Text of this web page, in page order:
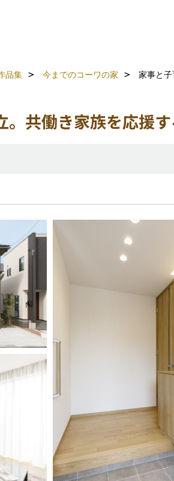
品集 今までのコーワの家 家事と子
共働き家族を応援す